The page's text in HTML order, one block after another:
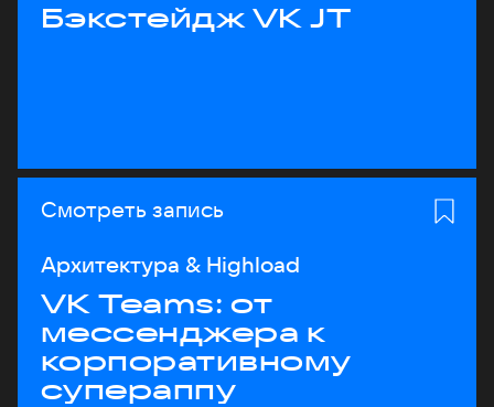
Бэкстейдж VK JT
Смотреть запись
Архитектура & Highload
VK Teams: от
мессенджера к
корпоративному
супераппу